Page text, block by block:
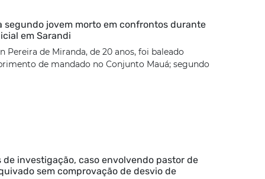
segundo jovem morto em confrontos durante
em Sarandi
Pereira de Miranda, de 20 anos, foi baleado
de mandado no Conjunto Mauá; segundo
de investigação, caso envolvendo pastor de
sem comprovação de desvio de